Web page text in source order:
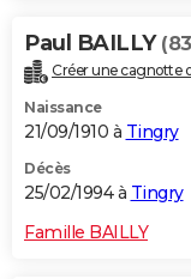
Paul BAILLY
Créer une cagnotte
Naissance
21/09/1910 à Tingry
Décès
25/02/1994 à Tingry
Famille BAILLY